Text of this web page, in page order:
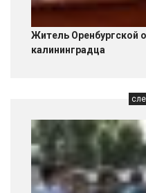
Житель Оренбургской
калининградца